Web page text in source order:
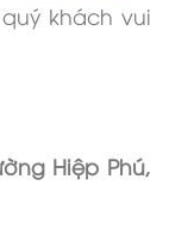
khách vui
Hiệp Phú,